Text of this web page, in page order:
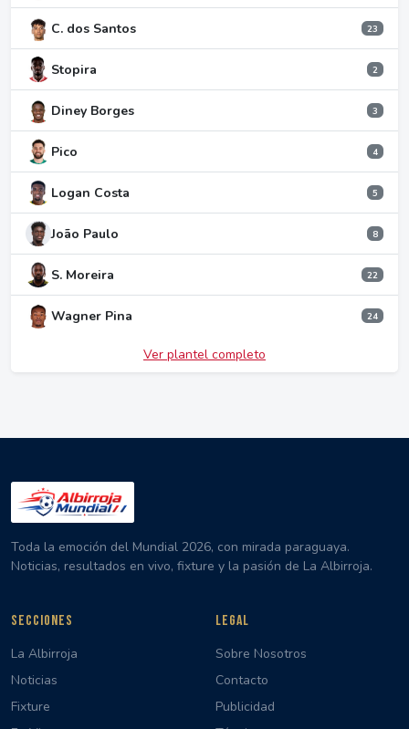
C. dos Santos 23
Stopira 2
Diney Borges 3
Pico 4
Logan Costa 5
João Paulo 8
S. Moreira 22
Wagner Pina 24
Ver plantel completo
Toda la emoción del Mundial 2026, con mirada paraguaya.
Noticias, resultados en vivo, fixture y la pasión de La Albirroja.
SECCIONES
La Albirroja
Noticias
Fixture
LEGAL
Sobre Nosotros
Contacto
Publicidad